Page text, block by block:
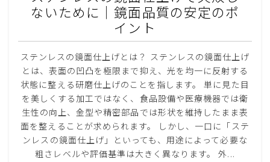
ないために｜鏡面品質の安定のポ
イント
ステンレスの鏡面仕上げとは？ ステンレスの鏡面仕上げ
とは、表面の凹凸を極限まで抑え、光を均一に反射する
状態に整える研磨仕上げのことを指します。 単に見た目
を美しくする加工ではなく、食品設備や医療機器では衛
生性の向上、金型や精密部品では形状を維持したまま表
面を整えることが求められます。 しかし、一口に「ステ
ンレスの鏡面仕上げ」といっても、用途によって必要な
粗さレベルや評価基準は大きく異なります。 外...